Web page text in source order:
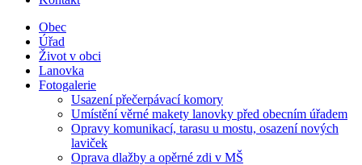
Obec
Úřad
Život v obci
Lanovka
Fotogalerie
Usazení přečerpávací komory
Umístění věrné makety lanovky před obecním úřadem
Opravy komunikací, tarasu u mostu, osazení nových
laviček
Oprava dlažby a opěrné zdi v MŠ